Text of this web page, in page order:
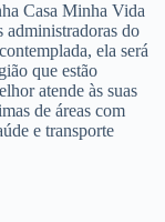
Casa Minha Vida
administradoras do
ela será
que estão
atende às suas
de áreas com
e transporte